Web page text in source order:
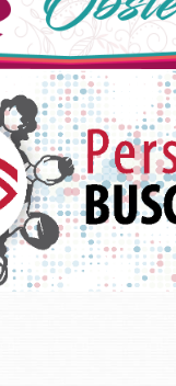
1264 | CP
| Provincia de
Argentina